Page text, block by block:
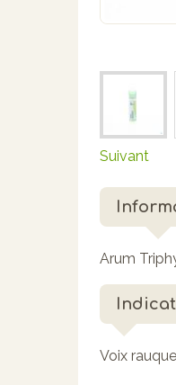
Suivant
Arum
Voix